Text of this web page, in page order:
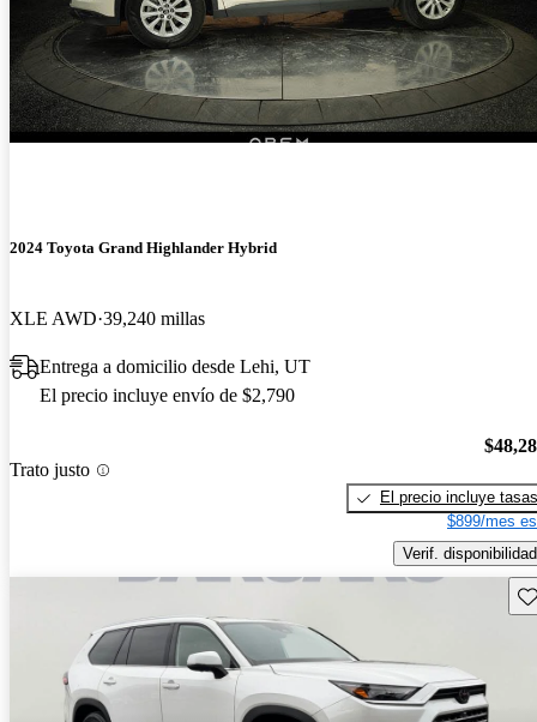
2024 Toyota Grand Highlander Hybrid
XLE AWD 39,240 millas
Entrega a domicilio desde Lehi, UT
El precio incluye envío de $2,790
Trato justo
El precio incluye tasas
$899/mes
Verif. disponibilidad